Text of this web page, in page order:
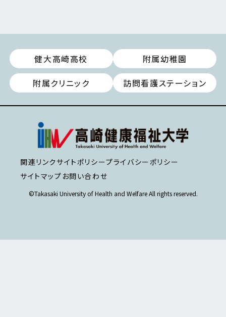
健大高崎高校
附属幼稚園
附属クリニック
訪問看護ステーション
関連リンク サイトポリシープライバシーポリシー
サイトマップ お問い合わせ
©Takasaki University of Health and Welfare All rights reserved.